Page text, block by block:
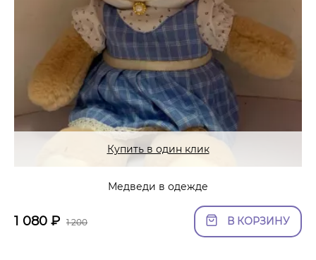
Купить в один клик
Медведи в одежде
1 080 ₽ 1 200 В КОРЗИНУ